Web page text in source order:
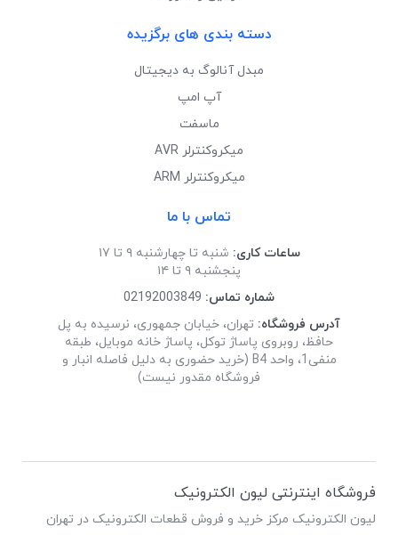
دسته بندی های برگزیده
مبدل آنالوگ به دیجیتال
آپ امپ
ماسفت
میکروکنترلر AVR
میکروکنترلر ARM
تماس با ما
ساعات کاری: شنبه تا چهارشنبه ۹ تا ۱۷
پنجشنبه ۹ تا ۱۴
شماره تماس: 02192003849
آدرس فروشگاه: تهران، خیابان جمهوری، نرسیده به پل
حافظ، روبروی پاساژ توکل، پاساژ خانه موبایل، طبقه
منفی1، واحد B4 (خرید حضوری به دلیل فاصله انبار و
فروشگاه مقدور نیست)
فروشگاه اینترنتی لیون الکترونیک
لیون الکترونیک مرکز خرید و فروش قطعات الکترونیک در تهران